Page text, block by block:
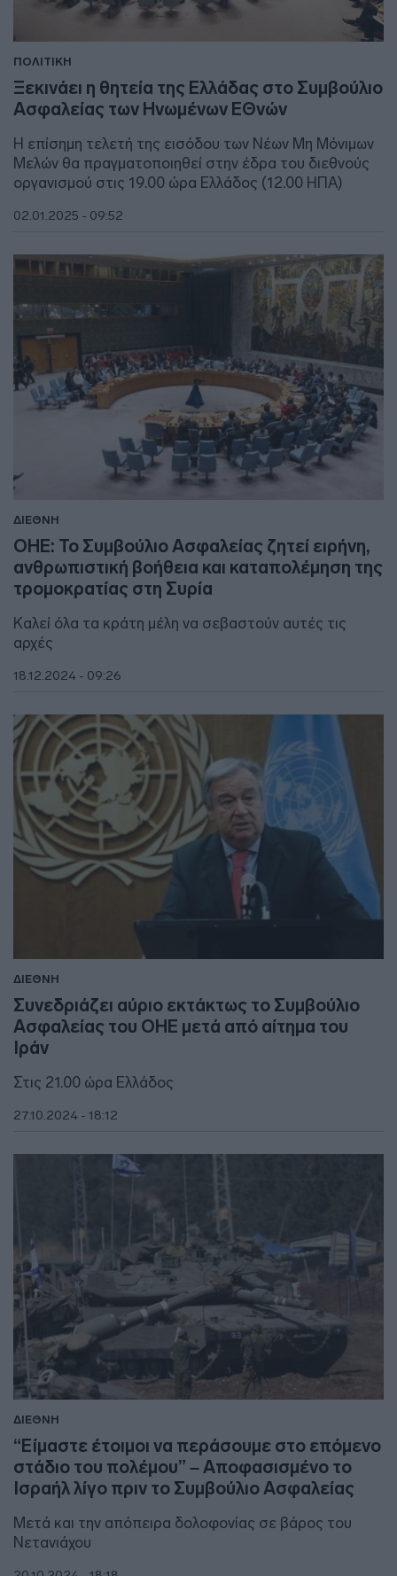
ΠΟΛΙΤΙΚΗ
Ξεκινάει η θητεία της Ελλάδας στο Συμβούλιο
Ασφαλείας των Ηνωμένων ΕΘνών
Η επίσημη τελετή της εισόδου των Νέων Μη Μόνιμων
Μελών θα πραγματοποιηθεί στην έδρα του διεθνούς
οργανισμού στις 19.00 ώρα Ελλάδος (12.00 ΗΠΑ)
02.01.2025 - 09:52
ΔΙΕΘΝΗ
ΟΗΕ: Το Συμβούλιο Ασφαλείας ζητεί ειρήνη,
ανθρωπιστική βοήθεια και καταπολέμηση της
τρομοκρατίας στη Συρία
Καλεί όλα τα κράτη μέλη να σεβαστούν αυτές τις
αρχές
18.12.2024 - 09:26
ΔΙΕΘΝΗ
Συνεδριάζει αύριο εκτάκτως το Συμβούλιο
Ασφαλείας του ΟΗΕ μετά από αίτημα του
Ιράν
Στις 21.00 ώρα Ελλάδος
27.10.2024 - 18:12
ΔΙΕΘΝΗ
“Είμαστε έτοιμοι να περάσουμε στο επόμενο
στάδιο του πολέμου” – Αποφασισμένο το
Ισραήλ λίγο πριν το Συμβούλιο Ασφαλείας
Μετά και την απόπειρα δολοφονίας σε βάρος του
Νετανιάχου